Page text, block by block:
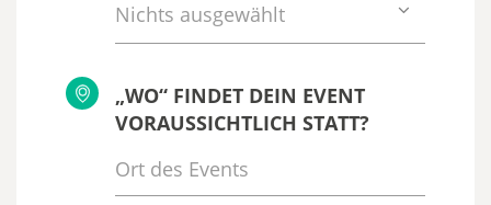
Nichts ausgewählt
„WO“ FINDET DEIN EVENT
VORAUSSICHTLICH STATT?